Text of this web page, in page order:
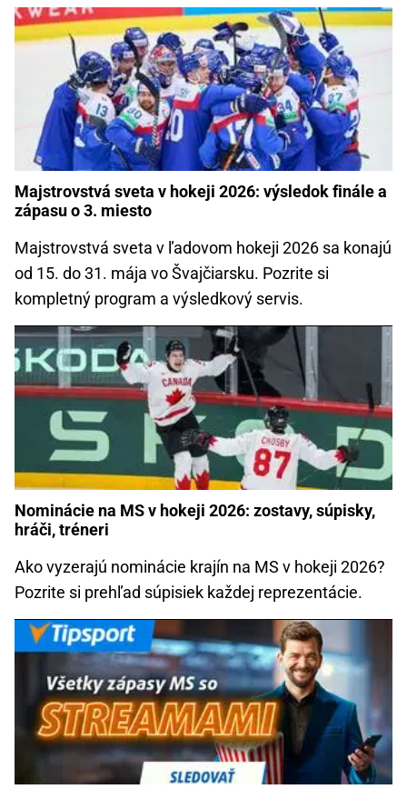
Majstrovstvá sveta v hokeji 2026: výsledok finále a
zápasu o 3. miesto
Majstrovstvá sveta v ľadovom hokeji 2026 sa konajú
od 15. do 31. mája vo Švajčiarsku. Pozrite si
kompletný program a výsledkový servis.
Nominácie na MS v hokeji 2026: zostavy, súpisky,
hráči, tréneri
Ako vyzerajú nominácie krajín na MS v hokeji 2026?
Pozrite si prehľad súpisiek každej reprezentácie.